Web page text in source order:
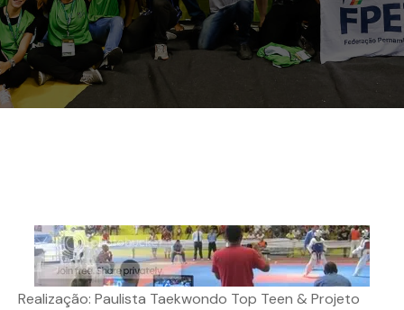
Realização: Paulista Taekwondo Top Teen & Projeto